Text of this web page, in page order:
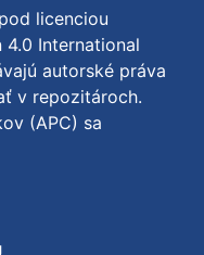
licenciou
International
autorské práva
v repozitároch.
(APC) sa